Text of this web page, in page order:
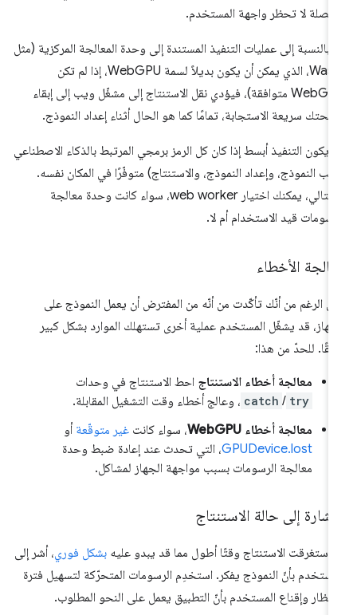
لا تحظر واجهة المستخدم.
بالنسبة إلى عمليات التنفيذ المستندة إلى وحدة المعالجة المركزية (مثل
Wasm، الذي يمكن أن يكون بديلاً لسمة WebGPU، إذا لم تكن
WebGPU متوافقة)، فيؤدي نقل الاستنتاج إلى مشغّل ويب إلى إبقاء
سريعة الاستجابة، تمامًا كما هو الحال أثناء إعداد النموذج.
يكون التنفيذ أبسط إذا كان كل الرمز برمجي المرتبط بالذكاء الاصطناعي
النموذج، وإعداد النموذج، والاستنتاج) متوفّرًا في المكان نفسه.
وبالتالي، يمكنك اختيار web worker، سواء كانت وحدة معالجة
قيد الاستخدام أم لا.
الأخطاء
الرغم من أنّك تأكّدت من أنّه من المفترض أن يعمل النموذج على
قد يشغّل المستخدم عملية أخرى تستهلك الموارد بشكل كبير
للحدّ من هذا:
معالجة أخطاء الاستنتاجاحط الاستنتاج في وحدات
try
/
catch ، وعالج أخطاء وقت التشغيل المقابلة.
معالجة أخطاء WebGPU
، سواء كانتغير متوقّعةأو
GPUDevice.lost، التي تحدث عند إعادة ضبط وحدة
معالجة الرسومات بسبب مواجهة الجهاز لمشاكل.
إلى حالة الاستنتاج
استغرقت الاستنتاج وقتًا أطول مما قد يبدو عليهبشكل فوري، أشر إلى
بأنّ النموذج يفكر. استخدِم الرسومات المتحرّكة لتسهيل فترة
وإقناع المستخدم بأنّ التطبيق يعمل على النحو المطلوب.